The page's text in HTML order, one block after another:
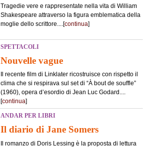
Tragedie vere e rappresentate nella vita di William
Shakespeare attraverso la figura emblematica della
moglie dello scrittore....[continua]
SPETTACOLI
Nouvelle vague
Il recente film di Linklater ricostruisce con rispetto il
clima che si respirava sul set di “À bout de souffle”
(1960), opera d’esordio di Jean Luc Godard....
[continua]
ANDAR PER LIBRI
Il diario di Jane Somers
Il romanzo di Doris Lessing è la proposta di lettura